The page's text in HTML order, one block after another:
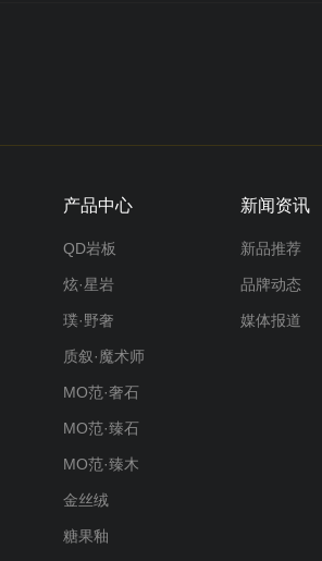
产品中心
QD岩板
炫·星岩
璞·野奢
质叙·魔术师
MO范·奢石
MO范·臻石
MO范·臻木
金丝绒
糖果釉
新闻资讯
新品推荐
品牌动态
媒体报道